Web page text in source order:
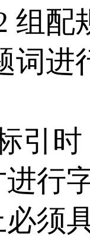
组配
进
引时
行
须